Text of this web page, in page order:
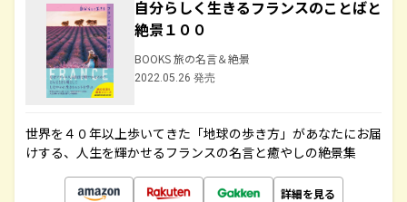
自分らしく生きるフランスのことばと
絶景１００
BOOKS 旅の名言＆絶景
2022.05.26 発売
世界を４０年以上歩いてきた「地球の歩き方」があなたにお届
けする、人生を輝かせるフランスの名言と癒やしの絶景集
詳細を見る